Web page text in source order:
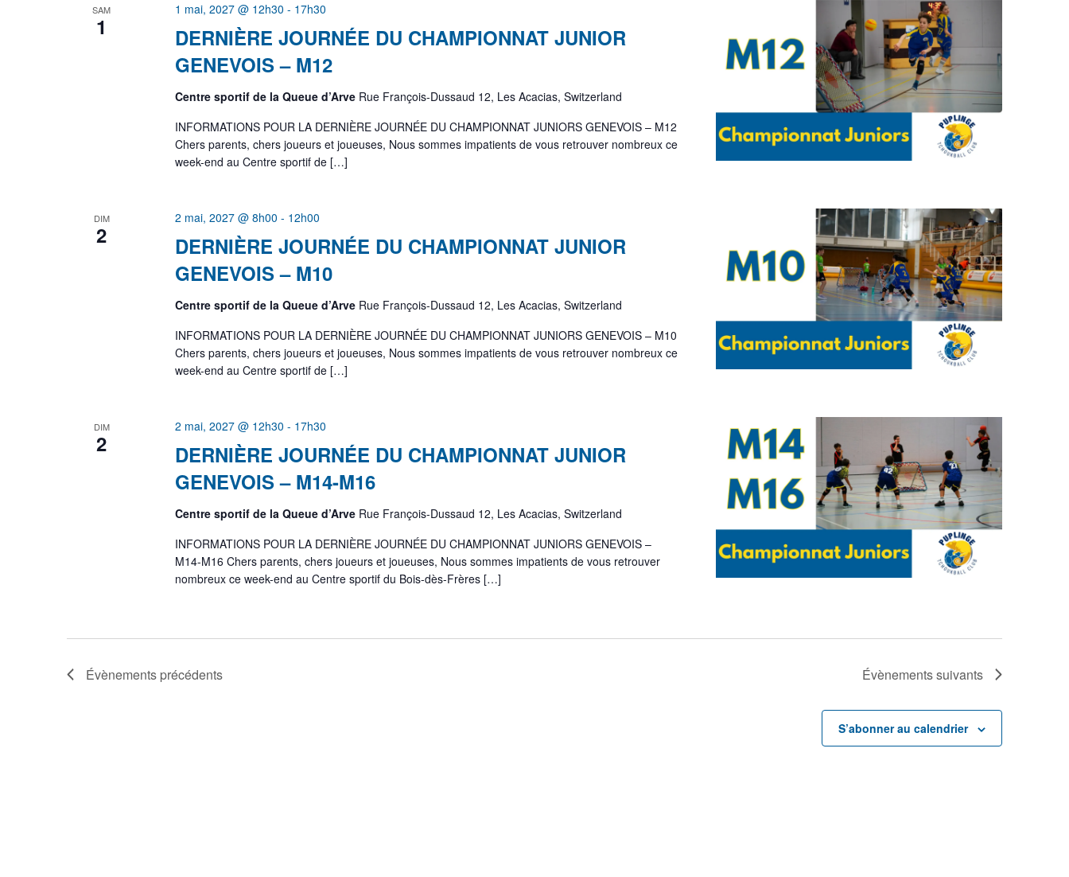
SAM
1
DERNIÈRE JOURNÉE DU CHAMPIONNAT JUNIOR
GENEVOIS – M12
1 mai, 2027 @ 12h30 - 17h30
Centre sportif de la Queue d’Arve Rue François-Dussaud 12, Les Acacias, Switzerland
INFORMATIONS POUR LA DERNIÈRE JOURNÉE DU CHAMPIONNAT JUNIORS GENEVOIS – M12
Chers parents, chers joueurs et joueuses, Nous sommes impatients de vous retrouver nombreux ce
week-end au Centre sportif de […]
DIM
2
DERNIÈRE JOURNÉE DU CHAMPIONNAT JUNIOR
GENEVOIS – M10
2 mai, 2027 @ 8h00 - 12h00
Centre sportif de la Queue d’Arve Rue François-Dussaud 12, Les Acacias, Switzerland
INFORMATIONS POUR LA DERNIÈRE JOURNÉE DU CHAMPIONNAT JUNIORS GENEVOIS – M10
Chers parents, chers joueurs et joueuses, Nous sommes impatients de vous retrouver nombreux ce
week-end au Centre sportif de […]
DIM
2
DERNIÈRE JOURNÉE DU CHAMPIONNAT JUNIOR
GENEVOIS – M14-M16
2 mai, 2027 @ 12h30 - 17h30
Centre sportif de la Queue d’Arve Rue François-Dussaud 12, Les Acacias, Switzerland
INFORMATIONS POUR LA DERNIÈRE JOURNÉE DU CHAMPIONNAT JUNIORS GENEVOIS –
M14-M16 Chers parents, chers joueurs et joueuses, Nous sommes impatients de vous retrouver
nombreux ce week-end au Centre sportif du Bois-dès-Frères […]
Évènements précédents Évènementssuivants
S’abonner au calendrier